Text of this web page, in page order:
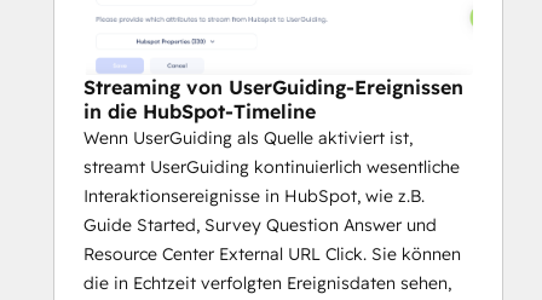
Streaming von UserGuiding-Ereignissen
in die HubSpot-Timeline
Wenn UserGuiding als Quelle aktiviert ist,
streamt UserGuiding kontinuierlich wesentliche
Interaktionsereignisse in HubSpot, wie z.B.
Guide Started, Survey Question Answer und
Resource Center External URL Click. Sie können
die in Echtzeit verfolgten Ereignisdaten sehen,